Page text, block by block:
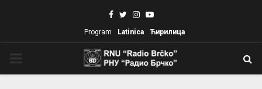
Facebook
TwitterInstagram
Youtube
Program Latinica Ћирилица